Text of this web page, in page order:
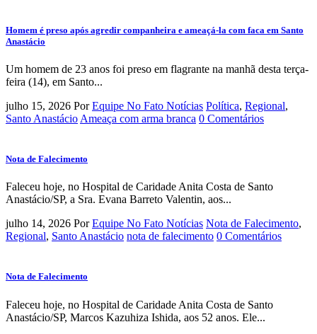
Homem é preso após agredir companheira e ameaçá-la com faca em Santo
Anastácio
Um homem de 23 anos foi preso em flagrante na manhã desta terça-
feira (14), em Santo...
julho 15, 2026 Por Equipe No Fato Notícias Política, Regional,
Santo Anastácio Ameaça com arma branca 0 Comentários
Nota de Falecimento
Faleceu hoje, no Hospital de Caridade Anita Costa de Santo
Anastácio/SP, a Sra. Evana Barreto Valentin, aos...
julho 14, 2026 Por Equipe No Fato Notícias Nota de Falecimento,
Regional, Santo Anastácio nota de falecimento 0 Comentários
Nota de Falecimento
Faleceu hoje, no Hospital de Caridade Anita Costa de Santo
Anastácio/SP, Marcos Kazuhiza Ishida, aos 52 anos. Ele...